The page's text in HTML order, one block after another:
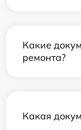
Какие
ремонта?
Какая